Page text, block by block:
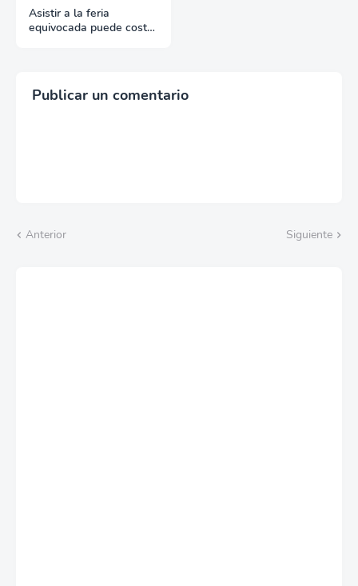
Asistir a la feria
equivocada puede costar
Publicar un comentario
Anterior Siguiente